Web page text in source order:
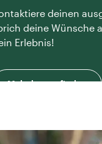
deinen
deine Wünsche
Erlebnis!
Mehr herausfinden